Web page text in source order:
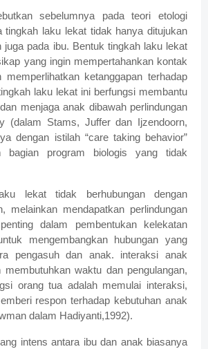
sebelumnya pada teori etologi
tingkah laku lekat tidak hanya ditujukan
juga pada ibu. Bentuk tingkah laku lekat
yang ingin mempertahankan kontak
ketanggapan terhadap
laku lekat ini berfungsi membantu
menjaga anak dibawah perlindungan
(dalam Stams, Juffer dan Ijzendoorn,
dengan istilah “care taking behavior”
bagian program biologis yang tidak
lekat tidak berhubungan dengan
melainkan mendapatkan perlindungan
dalam pembentukan kelekatan
mengembangkan hubungan yang
pengasuh dan anak. interaksi anak
membutuhkan waktu dan pengulangan,
orang tua adalah memulai interaksi,
respon terhadap kebutuhan anak
dalam Hadiyanti,1992).
intens antara ibu dan anak biasanya